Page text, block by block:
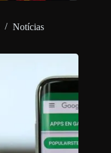
Notícias